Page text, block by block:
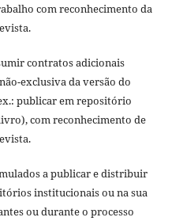
com reconhecimento da
contratos adicionais
exclusiva da versão do
publicar em repositório
com reconhecimento de
a publicar e distribuir
institucionais ou na sua
ou durante o processo